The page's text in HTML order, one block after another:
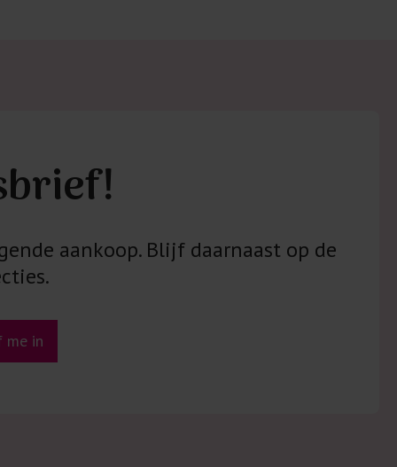
aankoop. Blijf daarnaast op de
me in